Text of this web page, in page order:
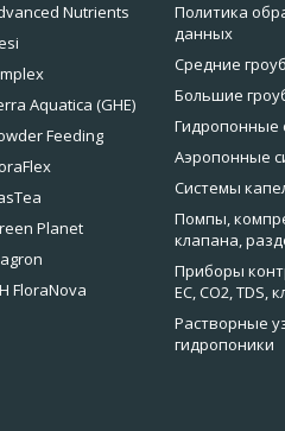
Nutrients
Aquatica (GHE)
Feeding
Planet
FloraNova
Политика
данных
Средние
Большие
Гидропонные
Аэропонные
Системы
Помпы,
клапана,
Приборы
EC, CO2, TDS,
Растворные
гидропоники